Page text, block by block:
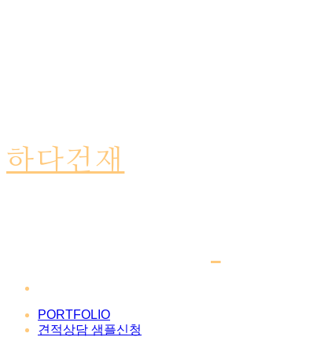
하다건재
PORTFOLIO
견적상담 샘플신청